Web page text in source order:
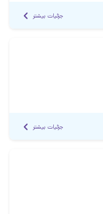
جزئیات بیشتر
جزئیات بیشتر